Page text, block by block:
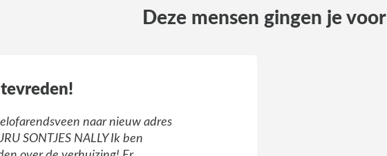
Deze mensen gingen je voor
naar nieuw adres
SONTJES NALLY Ik ben